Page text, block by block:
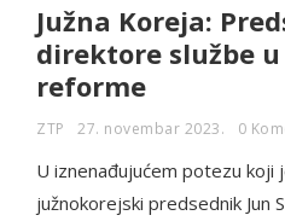
Južna Koreja:
direktore službe
reforme
ZTP 27. novembar 2023. 0
U iznenađujućem potezu koji
južnokorejski predsednik Jun